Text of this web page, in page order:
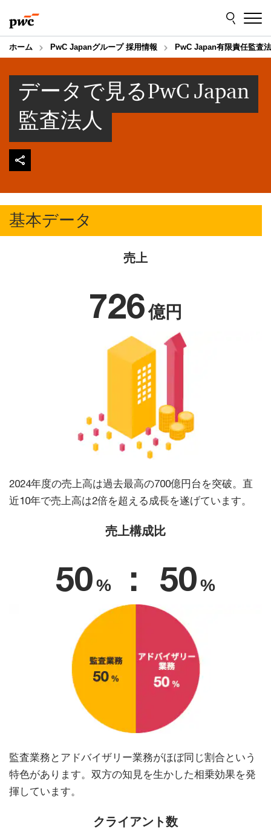
to
content
to
footer
ホーム PwC Japanグループ 採用情報 PwC Japan有限責任監査
データで見るPwC Japan
監査法人
基本データ
売上
726億円
2024年度の売上高は過去最高の700億円台を突破。直
近10年で売上高は2倍を超える成長を遂げています。
売上構成比
50% ： 50%
監査業務とアドバイザリー業務がほぼ同じ割合という
特色があります。双方の知見を生かした相乗効果を発
揮しています。
クライアント数